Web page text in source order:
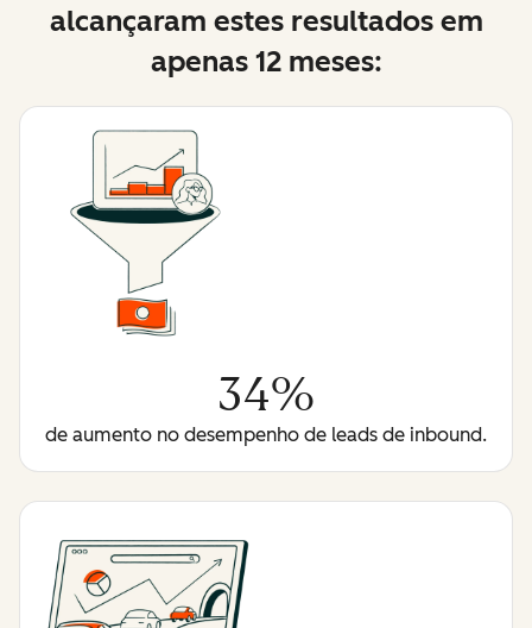
alcançaram estes resultados em
apenas 12 meses:
34%
de aumento no desempenho de leads de inbound.